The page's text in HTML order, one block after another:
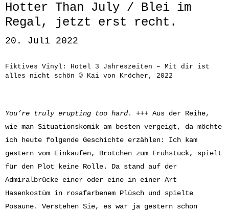
Hotter Than July / Blei im
Regal, jetzt erst recht.
20. Juli 2022
Fiktives Vinyl: Hotel 3 Jahreszeiten – Mit dir ist
alles nicht schön © Kai von Kröcher, 2022
You’re truly erupting too hard. +++ Aus der Reihe,
wie man Situationskomik am besten vergeigt, da möchte
ich heute folgende Geschichte erzählen: Ich kam
gestern vom Einkaufen, Brötchen zum Frühstück, spielt
für den Plot keine Rolle. Da stand auf der
Admiralbrücke einer oder eine in einer Art
Hasenkostüm in rosafarbenem Plüsch und spielte
Posaune. Verstehen Sie, es war ja gestern schon